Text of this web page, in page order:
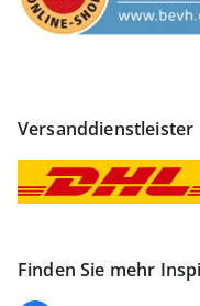
Versanddienstleister
Finden Sie mehr